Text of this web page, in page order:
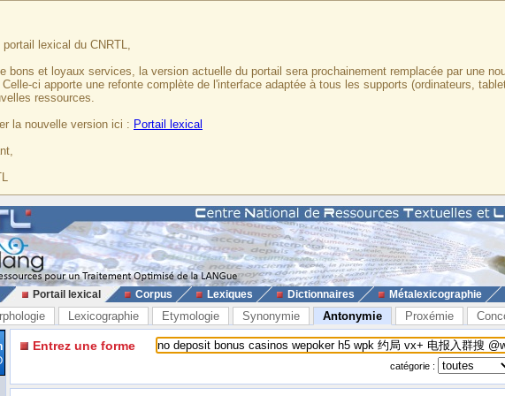
lexical du CNRTL,
bons et loyaux services, la version actuelle du portail sera prochainement remplacée par une
Celle-ci apporte une refonte complète de l'interface adaptée à tous les supports (ordinateurs,
ressources.
la nouvelle version ici : Portail lexical
Portail lexical Corpus Lexiques Dictionnaires Métalexicographie
Lexicographie Etymologie Synonymie Antonymie Proxémie
Entrez une forme
catégorie :